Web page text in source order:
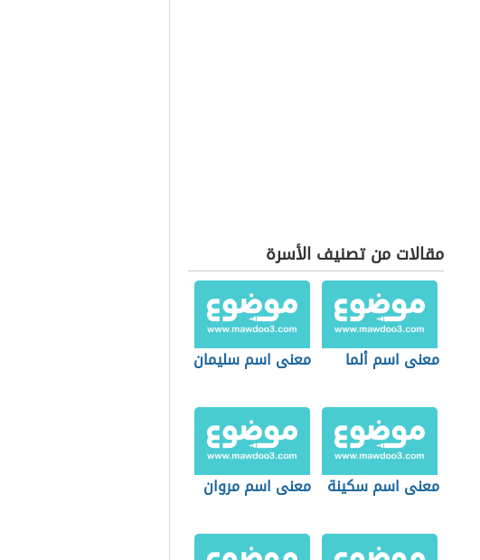
مقالات من تصنيف الأسرة
معنى اسم ألما معنى اسم سليمان
معنى اسم سكينة معنى اسم مروان